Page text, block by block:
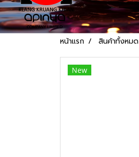
หน้าแรก สินค้าทั้งหมด
New